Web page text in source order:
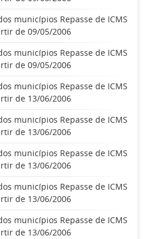
municípios Repasse de ICMS
de 09/05/2006
municípios Repasse de ICMS
de 09/05/2006
municípios Repasse de ICMS
de 13/06/2006
municípios Repasse de ICMS
de 13/06/2006
municípios Repasse de ICMS
de 13/06/2006
municípios Repasse de ICMS
de 13/06/2006
municípios Repasse de ICMS
de 13/06/2006